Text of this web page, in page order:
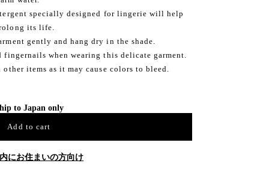
specially designed for lingerie will help
its life.
gently and hang dry in the shade.
when wearing this delicate garment.
items as it may cause colors to bleed.
to Japan only
Add to cart
にお住まいの方向け